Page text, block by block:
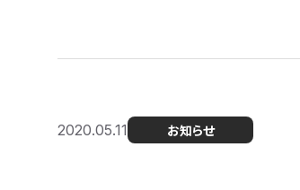
2020.05.11 お知らせ